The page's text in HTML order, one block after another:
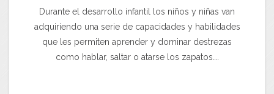
Durante el desarrollo infantil los niños y niñas van
adquiriendo una serie de capacidades y habilidades
que les permiten aprender y dominar destrezas
como hablar, saltar o atarse los zapatos….